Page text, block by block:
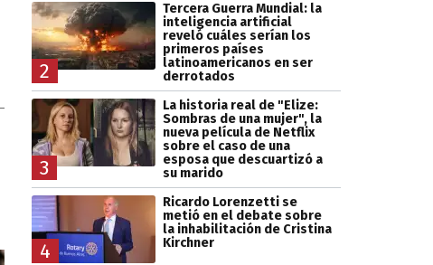
2
Tercera Guerra Mundial: la
inteligencia artificial
reveló cuáles serían los
primeros países
latinoamericanos en ser
derrotados
3
La historia real de "Elize:
Sombras de una mujer", la
nueva película de Netflix
sobre el caso de una
esposa que descuartizó a
su marido
4
Ricardo Lorenzetti se
metió en el debate sobre
la inhabilitación de Cristina
Kirchner